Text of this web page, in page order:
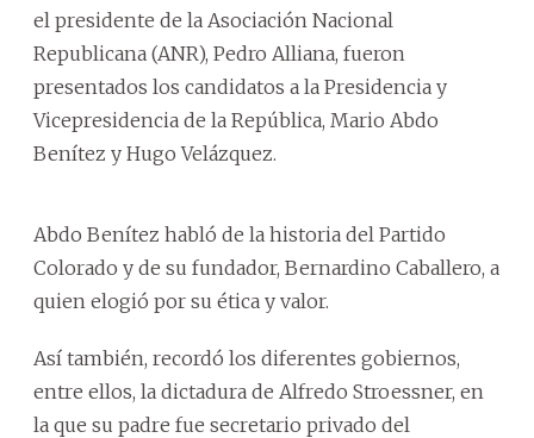
el presidente de la Asociación Nacional
Republicana (ANR), Pedro Alliana, fueron
presentados los candidatos a la Presidencia y
Vicepresidencia de la República, Mario Abdo
Benítez y Hugo Velázquez.
Abdo Benítez habló de la historia del Partido
Colorado y de su fundador, Bernardino Caballero, a
quien elogió por su ética y valor.
Así también, recordó los diferentes gobiernos,
entre ellos, la dictadura de Alfredo Stroessner, en
la que su padre fue secretario privado del